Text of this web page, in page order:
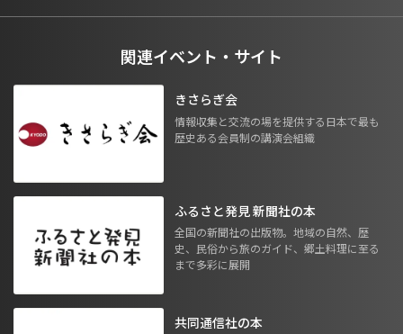
関連イベント・サイト
きさらぎ会
情報収集と交流の場を提供する日本で最も
歴史ある会員制の講演会組織
ふるさと発見 新聞社の本
全国の新聞社の出版物。地域の自然、歴
史、民俗から旅のガイド、郷土料理に至る
まで多彩に展開
共同通信社の本